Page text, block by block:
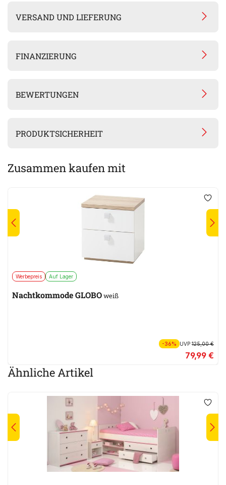
VERSAND UND LIEFERUNG
FINANZIERUNG
BEWERTUNGEN
PRODUKTSICHERHEIT
Zusammen kaufen mit
Werbepreis Auf Lager
Nachtkommode GLOBOweiß
-36% UVP125,00 €
79,99 €
Ähnliche Artikel